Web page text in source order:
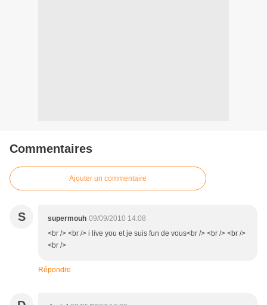
Commentaires
Ajouter un commentaire
S supermouh 09/09/2010 14:08
<br /> <br /> i live you et je suis fun de vous<br /> <br /> <br />
<br />
Répondre